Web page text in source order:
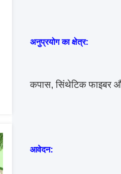
अनुप्रयोग का क्षेत्र:
कपास, सिंथेटिक फाइबर
आवेदन: